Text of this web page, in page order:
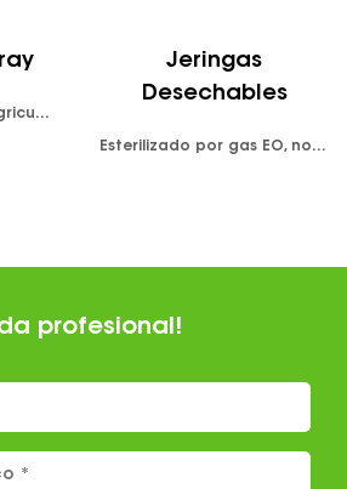
1. Aplicación: hogar, agricultura 2. Uso: detergente, limpiador, champú 3. Cierre disponible: tapón de rosca/tapa del rociador, etc. 4.Color: claro, natural, blanco, negro, se puede personalizar. 5. Proporcionó cualquier servicio de impresión de logotipos, como serigrafía.
Jeringas
Desechables
Esterilizado por gas EO, no tóxico, no pirogénico, un solo uso -Luer lock asegura una fijación más segura de la aguja ya que las agujas se enroscan en la punta de la jeringa. - Aguja hipodérmica: acero inoxidable de alta calidad, diámetro interno más grande, alto índice de flujo, máxima nitidez, centro codificado por colores por tamaño para un reconocimiento claro. -La graduación indeleble facilita la lectura.
profesional!